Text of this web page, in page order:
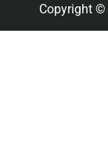
Copyright